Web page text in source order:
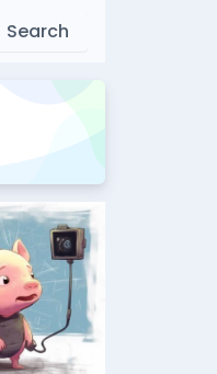
Search